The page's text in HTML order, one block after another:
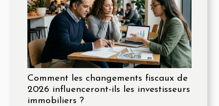
Comment les changements fiscaux de
2026 influenceront-ils les investisseurs
immobiliers ?